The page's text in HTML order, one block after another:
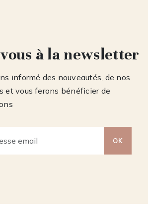
à la newsletter
informé des nouveautés, de nos
et vous ferons bénéficier de
OK